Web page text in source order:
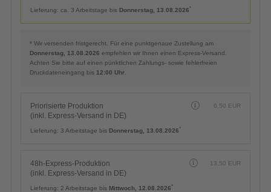
Lieferung: ca. 3 Arbeitstage bis Donnerstag, 13.08.2026*
* Wir versenden fristgerecht. Für eine punktgenaue Zustellung am
Donnerstag, 13.08.2026 empfehlen wir Ihnen einen Express-Versand.
Achten Sie bitte auf einen pünktlichen Zahlungs- sowie fehlerfreien
Druckdateneingang bis 12:00 Uhr
Priorisierte Produktion
(inkl. Express-Versand in DE)
6,50 EUR
Lieferung: 3 Arbeitstage bis Donnerstag, 13.08.2026*
48h-Express-Produktion
(inkl. Express-Versand in DE)
13,50 EUR
Lieferung: 2 Arbeitstage bis Mittwoch, 12.08.2026*